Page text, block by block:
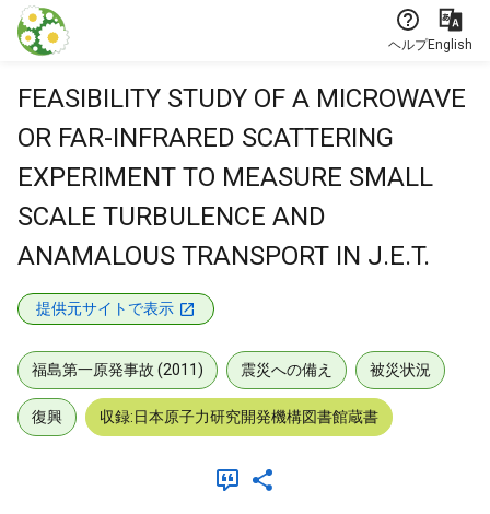
本文に飛ぶ
ヘルプEnglish
FEASIBILITY STUDY OF A MICROWAVE
OR FAR-INFRARED SCATTERING
EXPERIMENT TO MEASURE SMALL
SCALE TURBULENCE AND
ANAMALOUS TRANSPORT IN J.E.T.
提供元サイトで表示
福島第一原発事故 (2011) 震災への備え 被災状況
復興 収録:日本原子力研究開発機構図書館蔵書